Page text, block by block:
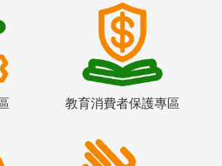
教育消費者保護專區